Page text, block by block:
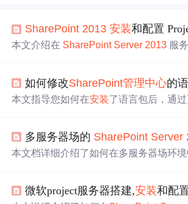
SharePoint 2013 安装和配置
本文介绍在 SharePoint Server 2013 服
和技术配置向导，还说明了启动应用程序
帐户以及创建服务应用程序等配置步骤。
如何修改SharePoint管理中心的
本文指导您如何在安装了语言包后，通
数据库。
多服务器场的 SharePoint Server
本文档详细介绍了如何在多服务器场环
b平台安装程序的必要性，自定义设置的
微软project服务器搭建,安装和配